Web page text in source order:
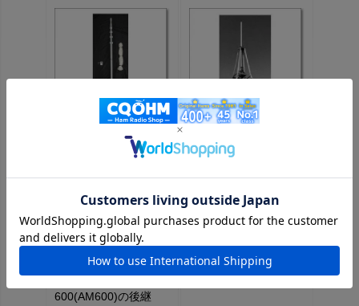
DAP600 移動用アン
テナポール 従来の
AMシリーズから強
討し、突風に対しても
耐力を向上させ、より
強靭な仕上がり！
（DAP-600）※AM-
600(AM600)の後継
【メーカー直送/送料実
費】CR18 （CR-18）
ルーフタワー ※送料折
り返しご連絡致します
35,046円(税込)